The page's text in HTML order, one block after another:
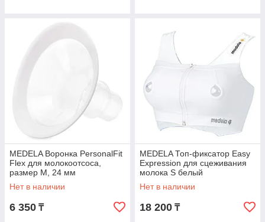
MEDELA Воронка PersonalFit
Flex для молокоотсоса,
размер М, 24 мм
Нет в наличии
6 350 ₸
MEDELA Топ-фиксатор Easy
Expression для сцеживания
молока S белый
Нет в наличии
18 200 ₸